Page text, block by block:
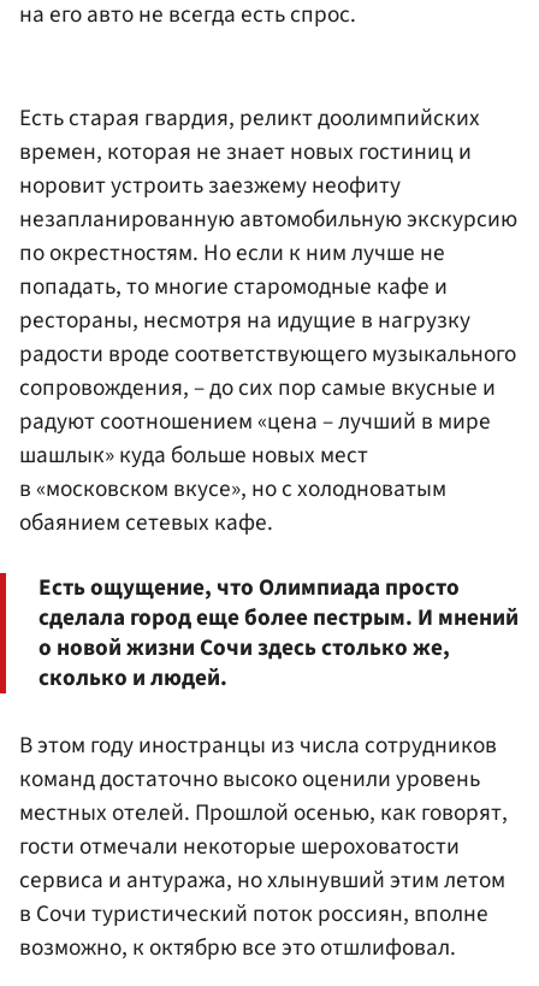
на его авто не всегда есть спрос.
Есть старая гвардия, реликт доолимпийских
времен, которая не знает новых гостиниц и
норовит устроить заезжему неофиту
незапланированную автомобильную экскурсию
по окрестностям. Но если к ним лучше не
попадать, то многие старомодные кафе и
рестораны, несмотря на идущие в нагрузку
радости вроде соответствующего музыкального
сопровождения, – до сих пор самые вкусные и
радуют соотношением «цена – лучший в мире
шашлык» куда больше новых мест
в «московском вкусе», но с холодноватым
обаянием сетевых кафе.
Есть ощущение, что Олимпиада просто
сделала город еще более пестрым. И мнений
о новой жизни Сочи здесь столько же,
сколько и людей.
В этом году иностранцы из числа сотрудников
команд достаточно высоко оценили уровень
местных отелей. Прошлой осенью, как говорят,
гости отмечали некоторые шероховатости
сервиса и антуража, но хлынувший этим летом
в Сочи туристический поток россиян, вполне
возможно, к октябрю все это отшлифовал.